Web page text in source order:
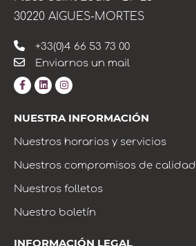
30220 AIGUES-MORTES
+33(0)4 66 53 73 00
Enviarnos un mail
NUESTRA INFORMACIÓN
Nuestros horarios y servicios
Nuestros compromisos de calidad
Nuestros folletos
Nuestro boletín
INFORMACIÓN LEGAL